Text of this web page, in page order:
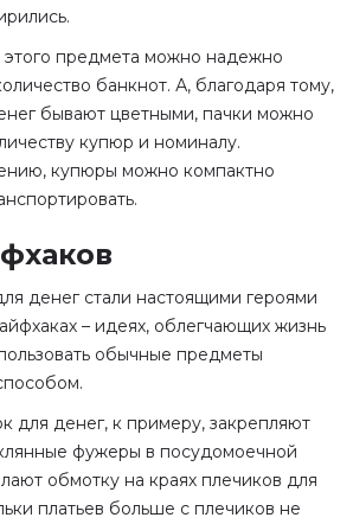
предмета можно надежно
банкнот. А, благодаря тому,
бывают цветными, пачки можно
купюр и номиналу.
купюры можно компактно
денег стали настоящими героями
– идеях, облегчающих жизнь
обычные предметы
для денег, к примеру, закрепляют
фужеры в посудомоечной
обмотку на краях плечиков для
платьев больше с плечиков не